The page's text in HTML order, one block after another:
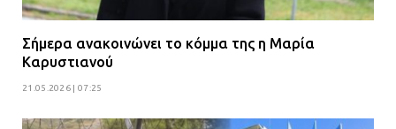
Σήμερα ανακοινώνει το κόμμα της η Μαρία
Καρυστιανού
21.05.2026 | 07:25